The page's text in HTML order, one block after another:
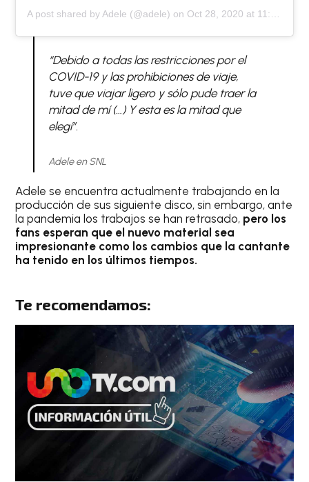
A post shared byAdele (@adele) on Oct 28, 2020 at 11:16am PDT
“Debido a todas las restricciones por el
COVID-19 y las prohibiciones de viaje,
tuve que viajar ligero y sólo pude traer la
mitad de mí (…) Y esta es la mitad que
elegí”.
Adele en SNL
Adele se encuentra actualmente trabajando en la
producción de sus siguiente disco, sin embargo, ante
la pandemia los trabajos se han retrasado, pero los
fans esperan que el nuevo material sea
impresionante como los cambios que la cantante
ha tenido en los últimos tiempos.
Te recomendamos: